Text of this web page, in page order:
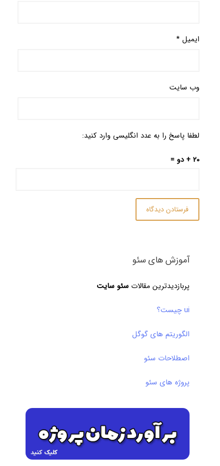
ایمیل*
وب‌ سایت
لطفا پاسخ را به عدد انگلیسی وارد کنید:
20 + دو =
آموزش های سئو
پربازدیدترین مقالات سئو سایت
ui چیست؟
الگوریتم های گوگل
اصطلاحات سئو
پروژه های سئو